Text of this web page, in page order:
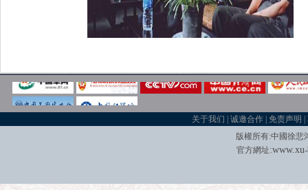
关于我们 |诚邀合作 |免责声明 |
版權所有:中國徐悲
官方網址:www.xu